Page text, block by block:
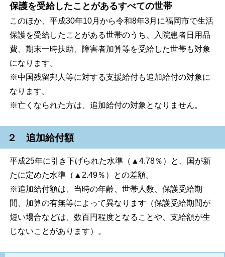
保護を受給したことがあるすべての世帯
このほか、平成30年10月から令和8年3月に福岡市で生活
保護を受給したことがある世帯のうち、入院患者日用品
費、期末一時扶助、障害者加算等を受給した世帯も対象
になります。
※中国残留邦人等に対する支援給付も追加給付の対象に
なります。
※亡くなられた方は、追加給付の対象となりません。
２ 追加給付額
平成25年に引き下げられた水準（▲4.78％）と、国が新
たに定めた水準（▲2.49％）との差額。
※追加給付額は、当時の年齢、世帯人数、保護受給期
間、加算の有無等によって異なります（保護受給期間が
短い場合などは、数百円程度となることや、支給額が生
じないことがあります）。